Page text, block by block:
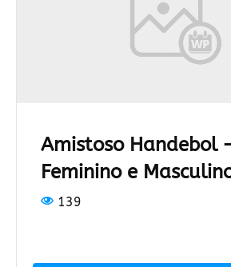
Amistoso Handebol
Feminino e
139